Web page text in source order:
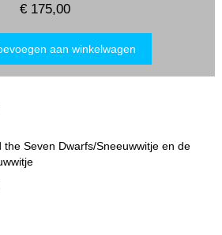
€ 175,00
the Seven Dwarfs/Sneeuwwitje en de